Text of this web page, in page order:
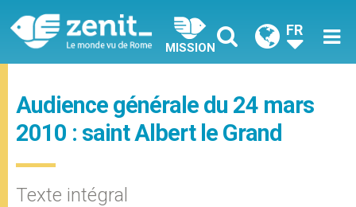
MISSION
FR
Audience générale du 24 mars
2010 : saint Albert le Grand
Texte intégral